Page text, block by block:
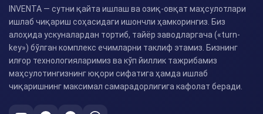
INVENTA — сутни қайта ишлаш ва озиқ-овқат маҳсулотлари
ишлаб чиқариш соҳасидаги ишончли ҳамкорингиз. Биз
алоҳида ускуналардан тортиб, тайёр заводларгача («turn-
key») бўлган комплекс ечимларни таклиф этамиз. Бизнинг
илғор технологияларимиз ва кўп йиллик тажрибамиз
маҳсулотингизнинг юқори сифатига ҳамда ишлаб
чиқаришнинг максимал самарадорлигига кафолат беради.